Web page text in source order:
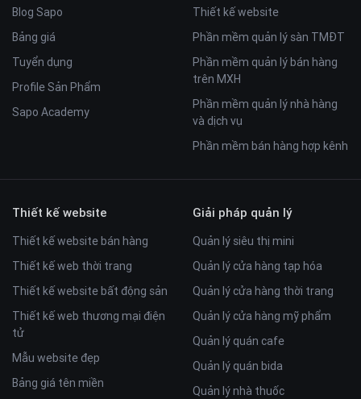
Blog Sapo
Bảng giá
Tuyển dụng
Profile Sản Phẩm
Sapo Academy
Thiết kế website
Phần mềm quản lý sàn TMĐT
Phần mềm quản lý bán hàng
trên MXH
Phần mềm quản lý nhà hàng
và dịch vụ
Phần mềm bán hàng hợp kênh
Thiết kế website
Thiết kế website bán hàng
Thiết kế web thời trang
Thiết kế website bất động sản
Thiết kế web thương mại điện
tử
Mẫu website đẹp
Bảng giá tên miền
Giải pháp quản lý
Quản lý siêu thị mini
Quản lý cửa hàng tạp hóa
Quản lý cửa hàng thời trang
Quản lý cửa hàng mỹ phẩm
Quản lý quán cafe
Quản lý quán bida
Quản lý nhà thuốc